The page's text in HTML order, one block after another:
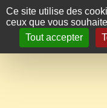
Panneau de gestion des
Ce site utilise des
ceux que vous
Tout accepter